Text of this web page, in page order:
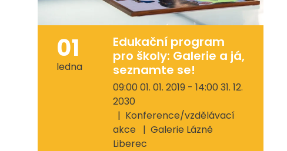
01
ledna
Edukační program
pro školy: Galerie a já,
seznamte se!
09:00 01. 01. 2019 - 14:00 31. 12.
2030
Konference/vzdělávací
akce
Galerie Lázně
Liberec